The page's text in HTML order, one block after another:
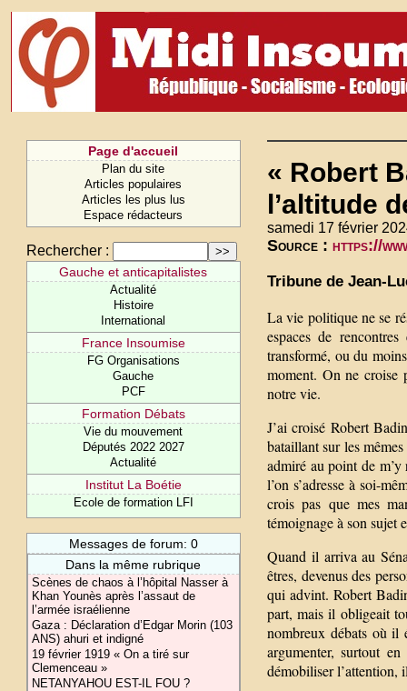
Page d'accueil
Plan du site
Articles populaires
Articles les plus lus
Espace rédacteurs
Rechercher :
Gauche et anticapitalistes
Actualité
Histoire
International
France Insoumise
FG Organisations
Gauche
PCF
Formation Débats
Vie du mouvement
Députés 2022 2027
Actualité
Institut La Boétie
Ecole de formation LFI
Messages de forum: 0
Dans la même rubrique
Scènes de chaos à l’hôpital Nasser à
Khan Younès après l’assaut de
l’armée israélienne
Gaza : Déclaration d’Edgar Morin (103
ANS) ahuri et indigné
19 février 1919 « On a tiré sur
Clemenceau »
NETANYAHOU EST-IL FOU ?
« Robert
l’altitude
samedi 17 février
Source : https://
Tribune de Jean-
La vie politique ne se
espaces de
transformé, ou du
moment. On ne croise
notre vie.
J’ai croisé Robert
bataillant sur les
admiré au point de m’y
l’on s’adresse à soi-
crois pas que mes
témoignage à son sujet
Quand il arriva au
êtres, devenus des
qui advint. Robert
part, mais il obligeait
nombreux débats où il
argumenter, surtout
démobiliser l’attention,